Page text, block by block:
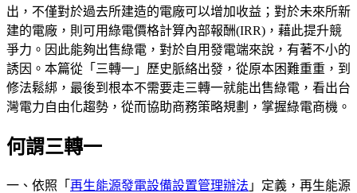
出，不僅對於過去所建造的電廠可以增加收益；對於未來所新
建的電廠，則可用綠電價格計算內部報酬(IRR)，藉此提升競
爭力。因此能夠出售綠電，對於自用發電端來說，有著不小的
誘因。本篇從「三轉一」歷史脈絡出發，從原本困難重重，到
修法鬆綁，最後到根本不需要走三轉一就能出售綠電，看出台
灣電力自由化趨勢，從而協助商務策略規劃，掌握綠電商機。
何謂三轉一
一、依照「 再生能源發電設備設置管理辦法 」定義，再生能源